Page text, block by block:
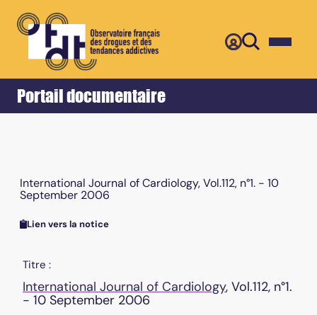
Portail documentaire
Accueil Retour
International Journal of Cardiology, Vol.112, n°1. - 10
September 2006
Lien vers la notice
Titre :
International Journal of Cardiology, Vol.112, n°1.
- 10 September 2006